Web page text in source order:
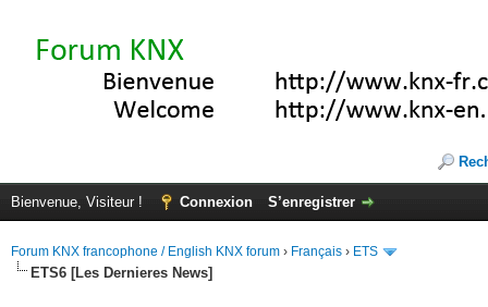
Bienvenue, Visiteur ! Connexion S’enregistrer
Forum KNX francophone / English KNX forum › Français › ETS
ETS6 [Les Dernieres News]